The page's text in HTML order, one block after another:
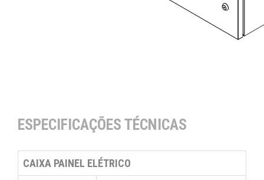
ESPECIFICAÇÕES TÉCNICAS
CAIXA PAINEL ELÉTRICO